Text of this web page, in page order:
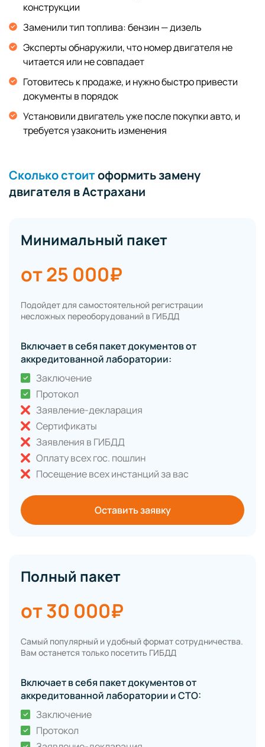
конструкции
Заменили тип топлива: бензин — дизель
Эксперты обнаружили, что номер двигателя не
читается или не совпадает
Готовитесь к продаже, и нужно быстро привести
документы в порядок
Установили двигатель уже после покупки авто, и
требуется узаконить изменения
Сколько стоитоформить замену
двигателя в Астрахани
Минимальный пакет
от 25 000₽
Подойдет для самостоятельной регистрации
несложных переоборудований в ГИБДД
Включает в себя пакет документов от
аккредитованной лаборатории:
Заключение
Протокол
Заявление-декларация
Сертификаты
Заявления в ГИБДД
Оплату всех гос. пошлин
Посещение всех инстанций за вас
Оставить заявку
Полный пакет
от 30 000₽
Самый популярный и удобный формат сотрудничества.
Вам останется только посетить ГИБДД
Включает в себя пакет документов от
аккредитованной лаборатории и СТО:
Заключение
Протокол